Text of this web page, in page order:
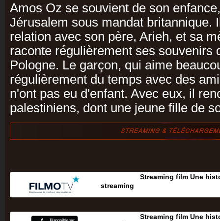
Amos Oz se souvient de son
Jérusalem sous mandat britannique.
relation avec son père, Arieh, et sa
raconte régulièrement ses souvenirs
Pologne. Le garçon, qui aime
régulièrement du temps avec des
n'ont pas eu d'enfant. Avec eux, il
palestiniens, dont une jeune fille de
Streaming film Une
streaming
Streaming film Une